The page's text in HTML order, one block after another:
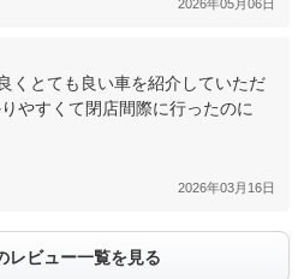
2026年05月06日
くとても良い車を紹介していただ
やすくて閉店間際に行ったのに
2026年03月16日
レビュー一覧を見る